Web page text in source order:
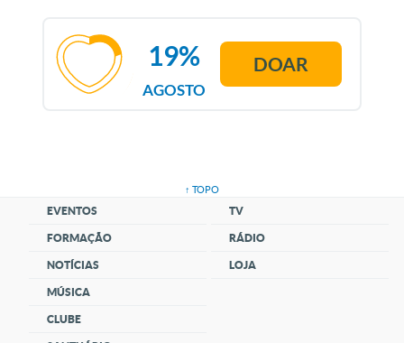
AGOSTO
19% DOAR
↑ TOPO
EVENTOS
FORMAÇÃO
NOTÍCIAS
MÚSICA
CLUBE
TV
RÁDIO
LOJA